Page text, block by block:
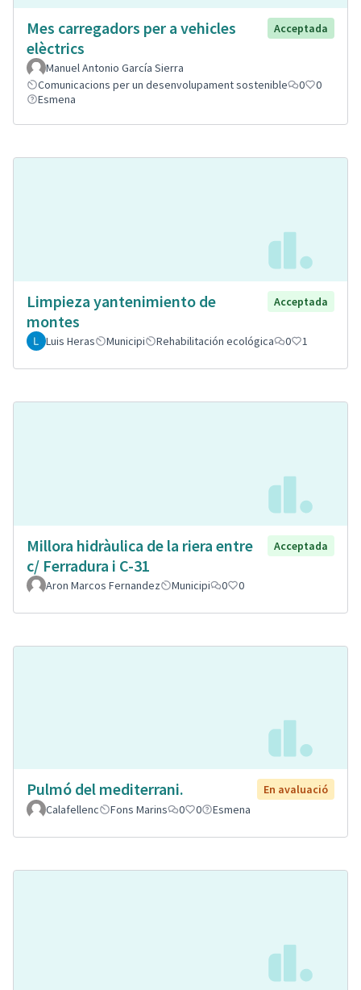
Mes carregadors per a vehicles
elèctrics
Acceptada
Manuel Antonio García Sierra
Comunicacions per un desenvolupament sostenible
0
0
Esmena
Limpieza yantenimiento de
montes
Acceptada
Luis Heras Municipi Rehabilitación ecológica 0 1
Millora hidràulica de la riera entre
c/ Ferradura i C-31
Acceptada
Aron Marcos Fernandez Municipi 0 0
Pulmó del mediterrani.
En avaluació
Calafellenc
Fons Marins 0 0 Esmena